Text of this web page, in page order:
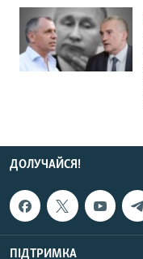
ДОЛУЧАЙСЯ!
ПІДТРИМКА